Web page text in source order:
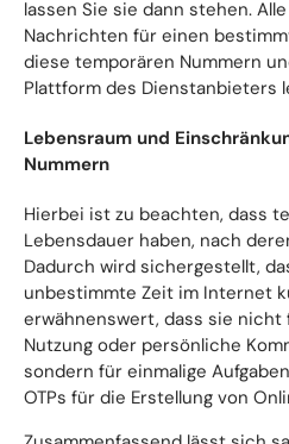
lassen Sie sie dann stehen.
Nachrichten für einen
diese temporären Nummern
Plattform des Dienstanbieters
Lebensraum und
Nummern
Hierbei ist zu beachten, dass
Lebensdauer haben, nach
Dadurch wird sichergestellt,
unbestimmte Zeit im Internet
erwähnenswert, dass sie nicht
Nutzung oder persönliche
sondern für einmalige
OTPs für die Erstellung von